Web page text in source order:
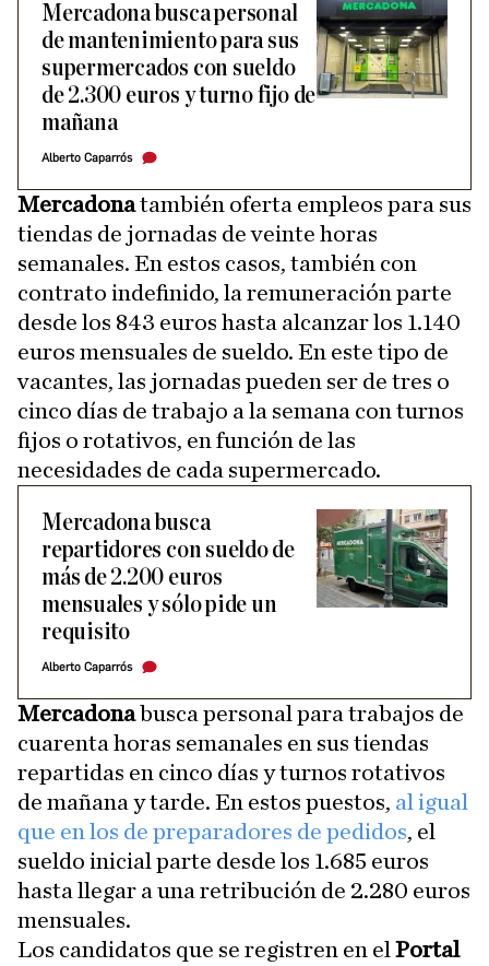
Mercadona busca personal
de mantenimiento para sus
supermercados con sueldo
de 2.300 euros y turno fijo de
mañana
Alberto Caparrós
Mercadonatambién oferta empleos para sus
tiendas de jornadas de veinte horas
semanales. En estos casos, también con
contrato indefinido, la remuneración parte
desde los 843 euros hasta alcanzar los 1.140
euros mensuales de sueldo. En este tipo de
vacantes, las jornadas pueden ser de tres o
cinco días de trabajo a la semana con turnos
fijos o rotativos, en función de las
necesidades de cada supermercado.
Mercadona busca
repartidores con sueldo de
más de 2.200 euros
mensuales y sólo pide un
requisito
Alberto Caparrós
Mercadonabusca personal para trabajos de
cuarenta horas semanales en sus tiendas
repartidas en cinco días y turnos rotativos
de mañana y tarde. En estos puestos, al igual
que en los de preparadores de pedidos, el
sueldo inicial parte desde los 1.685 euros
hasta llegar a una retribución de 2.280 euros
mensuales.
Los candidatos que se registren en el Portal